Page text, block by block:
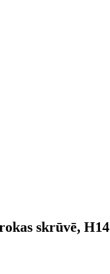
skrūvē, H14